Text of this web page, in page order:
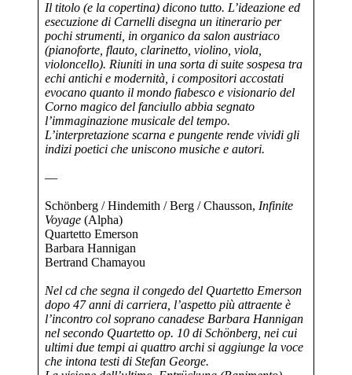
Il titolo (e la copertina) dicono tutto. L’ideazione ed
esecuzione di Carnelli disegna un itinerario per
pochi strumenti, in organico da salon austriaco
(pianoforte, flauto, clarinetto, violino, viola,
violoncello). Riuniti in una sorta di suite sospesa tra
echi antichi e modernità, i compositori accostati
evocano quanto il mondo fiabesco e visionario del
Corno magico del fanciullo abbia segnato
l’immaginazione musicale del tempo.
L’interpretazione scarna e pungente rende vividi gli
indizi poetici che uniscono musiche e autori.
—
Schönberg / Hindemith / Berg / Chausson, Infinite
Voyage (Alpha)
Quartetto Emerson
Barbara Hannigan
Bertrand Chamayou
Nel cd che segna il congedo del Quartetto Emerson
dopo 47 anni di carriera, l’aspetto più attraente è
l’incontro col soprano canadese Barbara Hannigan
nel secondo Quartetto op. 10 di Schönberg, nei cui
ultimi due tempi ai quattro archi si aggiunge la voce
che intona testi di Stefan George.